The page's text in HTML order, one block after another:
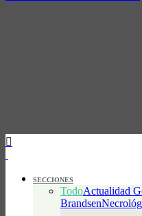
SECCIONES
TodoActualidad
Brandsen